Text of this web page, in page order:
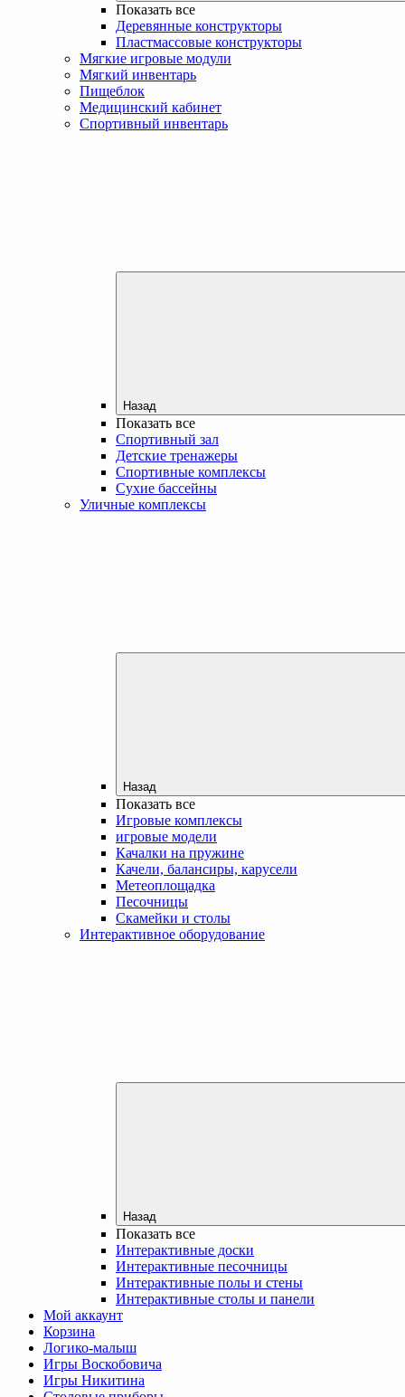
Показать все
Деревянные конструкторы
Пластмассовые конструкторы
Мягкие игровые модули
Мягкий инвентарь
Пищеблок
Медицинский кабинет
Спортивный инвентарь
Назад
Показать все
Спортивный зал
Детские тренажеры
Спортивные комплексы
Сухие бассейны
Уличные комплексы
Назад
Показать все
Игровые комплексы
игровые модели
Качалки на пружине
Качели, балансиры, карусели
Метеоплощадка
Песочницы
Скамейки и столы
Интерактивное оборудование
Назад
Показать все
Интерактивные доски
Интерактивные песочницы
Интерактивные полы и стены
Интерактивные столы и панели
Мой аккаунт
Корзина
Логико-малыш
Игры Воскобовича
Игры Никитина